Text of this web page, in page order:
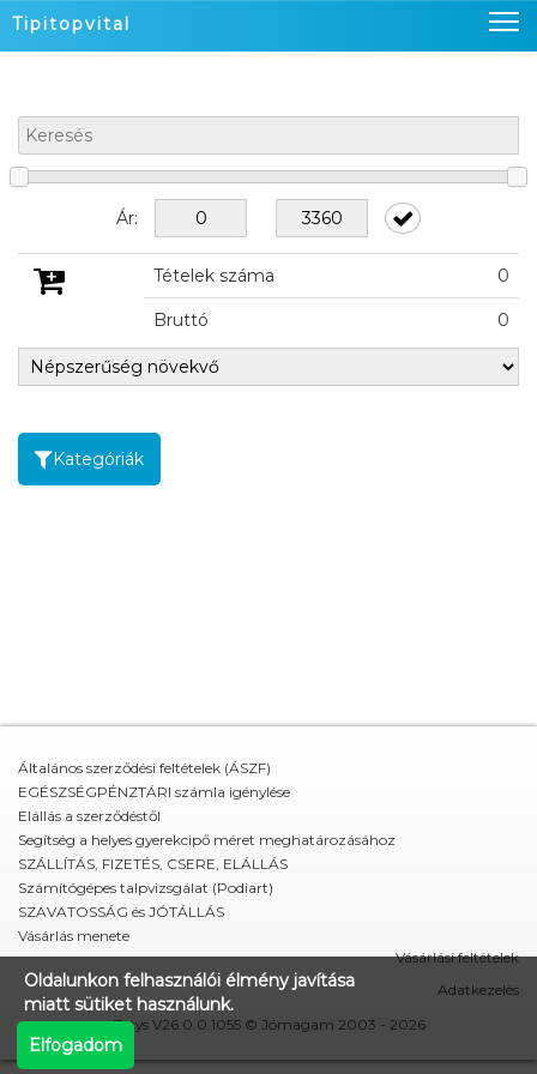
Tipitopvital
Termékeink
Üzleteink
Kapcsolat
Belépés
Ár:
Tételek száma 0
Bruttó 0
Kategóriák
Általános szerződési feltételek (ÁSZF)
EGÉSZSÉGPÉNZTÁRI számla igénylése
Elállás a szerződéstől
Segítség a helyes gyerekcipő méret meghatározásához
SZÁLLÍTÁS, FIZETÉS, CSERE, ELÁLLÁS
Számítógépes talpvizsgálat (Podiart)
SZAVATOSSÁG és JÓTÁLLÁS
Vásárlás menete
Vásárlási feltételek
Adatkezelés
Zetys V26.0.0.1055 © Jómagam 2003 - 2026
Oldalunkon felhasználói élmény javítása
miatt sütiket használunk.
Elfogadom